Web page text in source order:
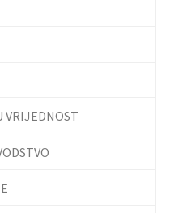
VRIJEDNOST